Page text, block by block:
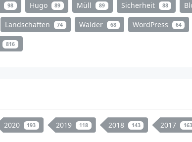
98 Hugo 89 Müll 89 Sicherheit 88
Landschaften 74 Wälder 68 WordPress 64
816
2020 193 2019 118 2018 143 2017 163